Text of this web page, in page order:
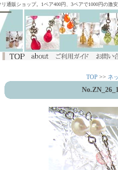
通販ショップ。1ペア400円、3ペアで1000円の
TOP >> ネ